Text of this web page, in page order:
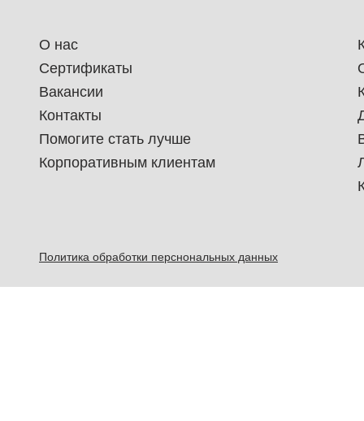
О нас
Сертификаты
Вакансии
Контакты
Помогите стать лучше
Корпоративным клиентам
Политика обработки перснональных данных